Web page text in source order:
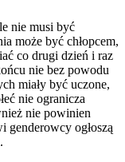
nie musi być
może być chłopcem,
co drugi dzień i raz
nie bez powodu
miały być uczone,
nie ogranicza
nie powinien
genderowcy ogłoszą